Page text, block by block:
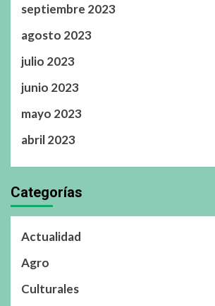
septiembre 2023
agosto 2023
julio 2023
junio 2023
mayo 2023
abril 2023
Categorías
Actualidad
Agro
Culturales